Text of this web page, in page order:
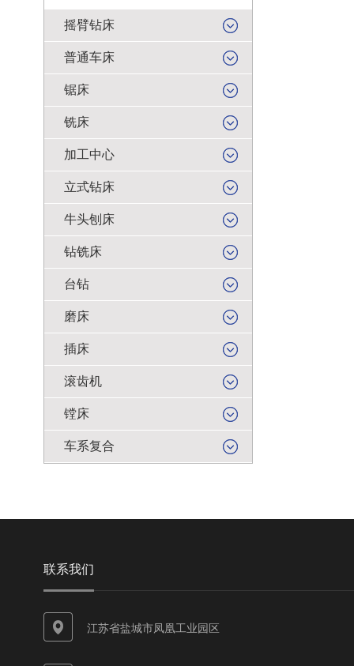
摇臂钻床
普通车床
锯床
铣床
加工中心
立式钻床
牛头刨床
钻铣床
台钻
磨床
插床
滚齿机
镗床
车系复合
联系我们
江苏省盐城市凤凰工业园区